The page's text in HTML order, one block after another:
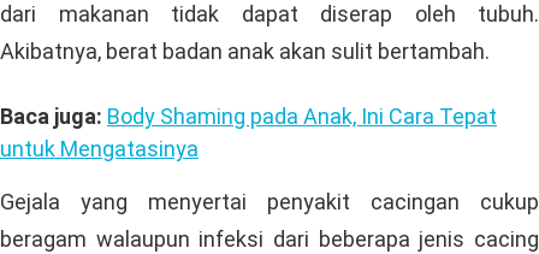
dari makanan tidak dapat diserap oleh tubuh.
Akibatnya, berat badan anak akan sulit bertambah.
Baca juga: Body Shaming pada Anak, Ini Cara Tepat
untuk Mengatasinya
Gejala yang menyertai penyakit cacingan cukup
beragam walaupun infeksi dari beberapa jenis cacing